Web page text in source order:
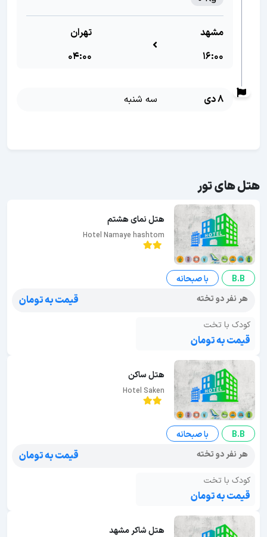
مشهد
16:00
تهران
04:00
8 دی سه شنبه
هتل های تور
هتل نمای هشتم
Hotel Namaye hashtom
B.B
با صبحانه
هر نفر دو تخته
قیمت به تومان
کودک با تخت
قیمت به تومان
هتل ساکن
Hotel Saken
B.B
با صبحانه
هر نفر دو تخته
قیمت به تومان
کودک با تخت
قیمت به تومان
هتل شاکر مشهد